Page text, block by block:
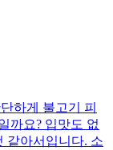
하게 불고기 피
까요? 입맛도 없
같아서입니다. 소